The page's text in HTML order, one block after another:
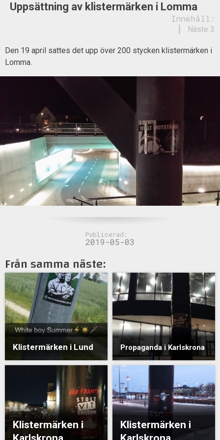
Uppsättning av klistermärken i Lomma
Innehåll:
Näste 3
Den 19 april sattes det upp över 200 stycken klistermärken i
Lomma.
Publicerad:
2019-05-03
Från samma näste:
Klistermärken i Lund Propaganda i Karlskrona
Klistermärken i
Klistermärken i